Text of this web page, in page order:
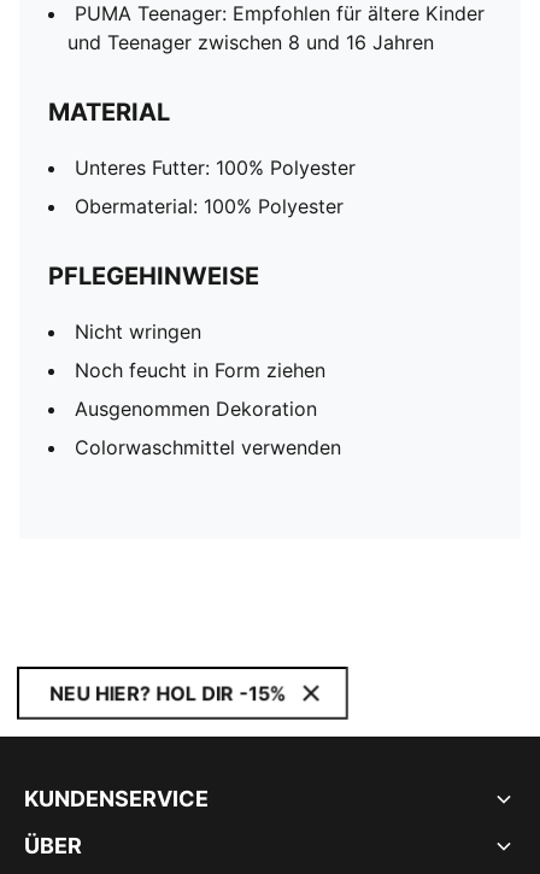
PUMA Teenager: Empfohlen für ältere Kinder
und Teenager zwischen 8 und 16 Jahren
MATERIAL
Unteres Futter: 100% Polyester
Obermaterial: 100% Polyester
PFLEGEHINWEISE
Nicht wringen
Noch feucht in Form ziehen
Ausgenommen Dekoration
Colorwaschmittel verwenden
NEU HIER? HOL DIR -15%
KUNDENSERVICE
ÜBER